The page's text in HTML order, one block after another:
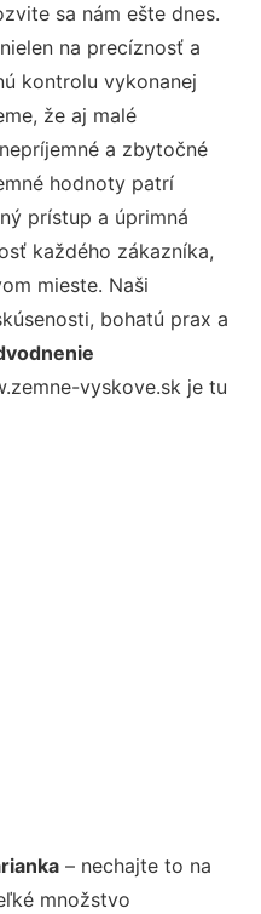
sa nám ešte dnes.
na precíznosť a
kontrolu vykonanej
že aj malé
a zbytočné
hodnoty patrí
prístup a úprimná
každého zákazníka,
mieste. Naši
bohatú prax a
vyskove.sk je tu
– nechajte to na
množstvo